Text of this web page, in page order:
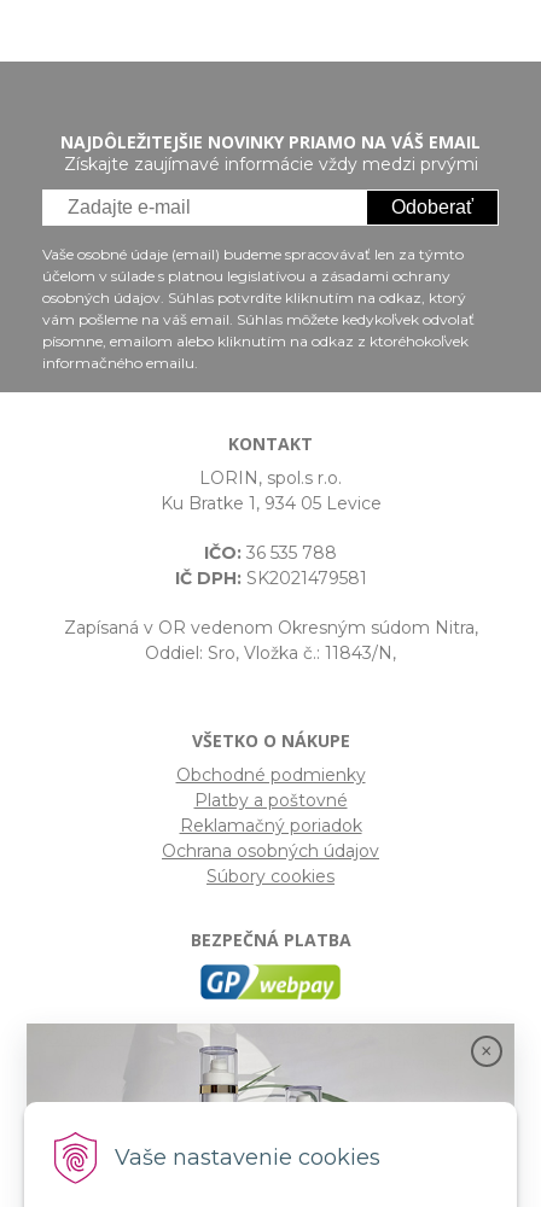
Vaše nastavenie cookies
NAJDÔLEŽITEJŠIE NOVINKY PRIAMO NA VÁŠ EMAIL
Získajte zaujímavé informácie vždy medzi prvými
Odoberať
Vaše osobné údaje (email) budeme spracovávať len za týmto
účelom v súlade s platnou legislatívou a zásadami ochrany
osobných údajov. Súhlas potvrdíte kliknutím na odkaz, ktorý
vám pošleme na váš email. Súhlas môžete kedykoľvek odvolať
písomne, emailom alebo kliknutím na odkaz z ktoréhokoľvek
informačného emailu.
KONTAKT
LORIN, spol.s r.o.
Ku Bratke 1, 934 05 Levice
IČO: 36 535 788
IČ DPH:SK2021479581
Zapísaná v OR vedenom Okresným súdom Nitra,
Oddiel: Sro, Vložka č.: 11843/N,
VŠETKO O NÁKUPE
Obchodné podmienky
Platby a poštovné
Reklamačný poriadok
Ochrana osobných údajov
Súbory cookies
BEZPEČNÁ PLATBA
- Moderný a bezpečný systém pre platby
kartou na internete. Je jedným z najpoužívanejších
platobných brán na slovenských e-shopoch. Spĺňa